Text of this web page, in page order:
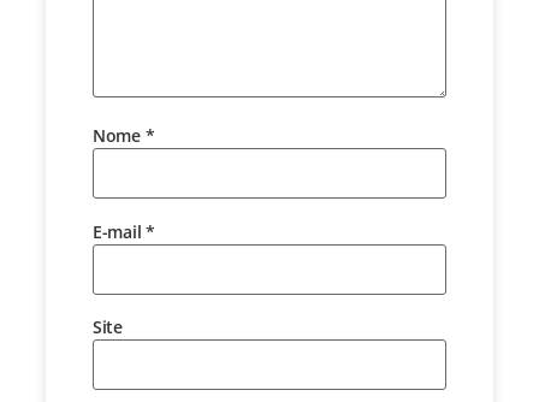
Nome *
E-mail *
Site